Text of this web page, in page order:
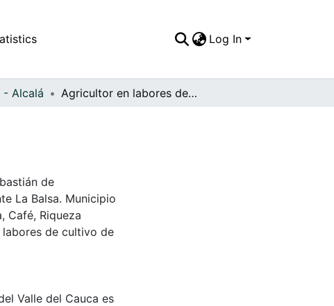
Log In
- Alcalá Agricultor en labores de cultivo. Alcalá
de
La Balsa. Municipio
Café, Riqueza
labores de cultivo de
Valle del Cauca es